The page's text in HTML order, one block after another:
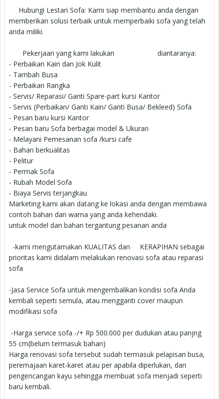
Hubungi Lestari Sofa: Kami siap membantu anda dengan
memberikan solusi terbaik untuk memperbaiki sofa yang telah
anda miliki.
Pekerjaan yang kami lakukan diantaranya:
- Perbaikan Kain dan Jok Kulit
- Tambah Busa
- Perbaikan Rangka
- Servis/ Reparasi/ Ganti Spare-part kursi Kantor
- Servis (Perbaikan/ Ganti Kain/ Ganti Busa/ Bekleed) Sofa
- Pesan baru kursi Kantor
- Pesan baru Sofa berbagai model & Ukuran
- Melayani Pemesanan sofa /kursi cafe
- Bahan berkualitas
- Pelitur
- Permak Sofa
- Rubah Model Sofa
- Biaya Servis terjangkau
Marketing kami akan datang ke lokasi anda dengan membawa
contoh bahan dan warna yang anda kehendaki.
untuk model dan bahan tergantung pesanan anda
-kami mengutamakan KUALITAS dan KERAPIHAN sebagai
prioritas kami didalam melakukan renovasi sofa atau reparasi
sofa
-Jasa Service Sofa untuk mengembalikan kondisi sofa Anda
kembali seperti semula, atau mengganti cover maupun
modifikasi sofa
-Harga service sofa -/+ Rp 500.000 per dudukan atau panjng
55 cm(belum termasuk bahan)
Harga renovasi sofa tersebut sudah termasuk pelapisan busa,
peremajaan karet-karet atau per apabila diperlukan, dan
pengencangan kayu sehingga membuat sofa menjadi seperti
baru kembali.